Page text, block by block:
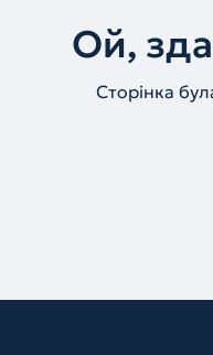
Ой,
Сторінка